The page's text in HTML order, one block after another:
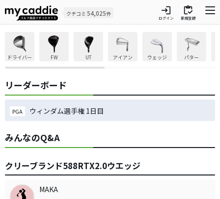
クチコミ 54,025件 login
ログイン
inventory
新規登録
ドライバー FW UT アイアン ウェッジ パター
リーダーボード
PGA ウィンダム選手権 1日目
みんなのQ&A
クリーブランド588RTX2.0ウエッジ
MAKA